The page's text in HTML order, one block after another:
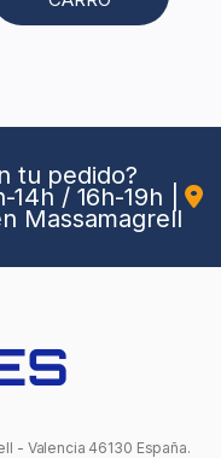
tu pedido?
14h / 16h-19h
Massamagrell
- Valencia 46130 España.